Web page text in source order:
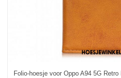
Folio-hoesje voor Oppo A94 5G